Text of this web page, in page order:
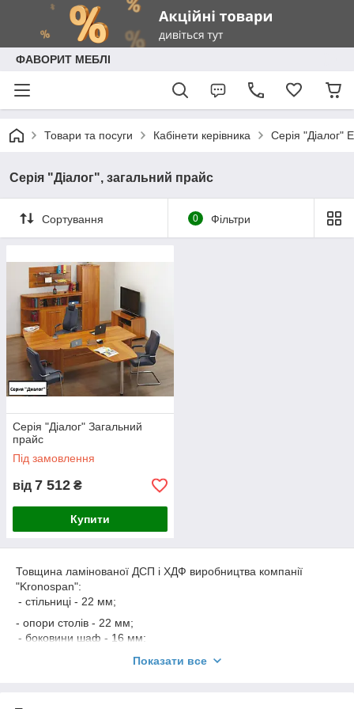
ФАВОРИТ МЕБЛІ
Товари та посуги Кабінети керівника Серія "Діалог"
Серія "Діалог", загальний прайс
Сортування 0 Фільтри
Серія "Діалог" Загальний
прайс
Під замовлення
від 7 512 ₴
Купити
Товщина ламінованої ДСП і ХДФ виробництва компанії
"Kronospan":
- стільниці - 22 мм;
- опори столів - 22 мм;
- боковини шаф - 16 мм;
Показати все